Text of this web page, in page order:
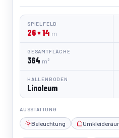
SPIELFELD
26 × 14 m
GESAMTFLÄCHE
364 m²
HALLENBODEN
Linoleum
AUSSTATTUNG
Beleuchtung